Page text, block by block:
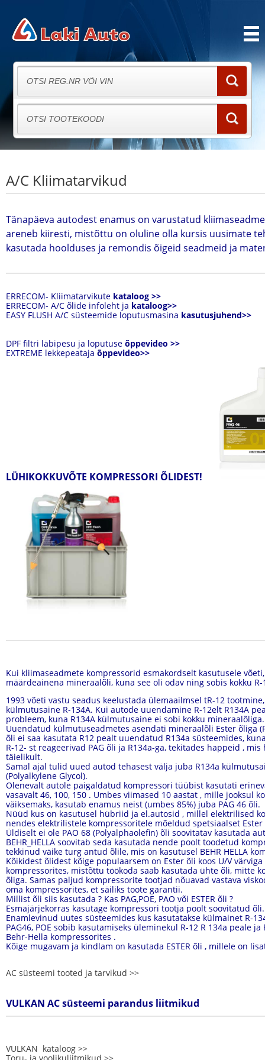
A/C Kliimatarvikud
Tänapäeva autodest enamus on varustatud
areneb kiiresti, mistõttu on oluline olla kursis uusimate
kasutada hoolduses ja remondis õigeid seadmeid ja
ERRECOM- Kliimatarvikute kataloog >>
ERRECOM- A/C õlide infoleht ja kataloog>>
EASY FLUSH A/C süsteemide loputusmasina kasutusjuhend>>
DPF filtri läbipesu ja loputuse õppevideo >>
EXTREME lekkepeataja õppevideo>>
LÜHIKOKKUVÕTE KOMPRESSORI ÕLIDEST!
Kui kliimaseadmete kompressorid esmakordselt kasutusele
määrdeainena mineraalõli, kuna see oli odav ning sobis kokku
1993 võeti vastu seadus keelustada ülemaailmsel tR-12
külmutusaine R-134A. Kui autode uuendamine R-12elt R134A
probleem, kuna R134A külmutusaine ei sobi kokku mineraalõliga.
Uuendatud külmutuseadmetes asendati mineraalõli Ester õliga
õli ei saa kasutata R12 pealt uuendatud R134a süsteemides,
R-12- st reageerivad PAG õli ja R134a-ga, tekitades happeid ,
täielikult.
Samal ajal tulid uued autod tehasest välja juba R134a
(Polyalkylene Glycol).
Olenevalt autole paigaldatud kompressori tüübist kasutati
vasavalt 46, 100, 150 . Umbes viimased 10 aastat , mille jooksul
väiksemaks, kasutab enamus neist (umbes 85%) juba PAG 46 õli.
Nüüd kus on kasutusel hübriid ja el.autosid , millel elektrilised
nendes elektrilistele kompressoritele mõeldud spetsiaalset Ester
Üldiselt ei ole PAO 68 (Polyalphaolefin) õli soovitatav kasutada
BEHR_HELLA soovitab seda kasutada nende poolt toodetud
tekkinud väike turg antud õlile, mis on kasutusel BEHR HELLA
Kõikidest õlidest kõige populaarsem on Ester õli koos U/V
kompressorites, mistõttu töökoda saab kasutada ühte õli, mitte
õliga. Samas paljud kompressorite tootjad nõuavad vastava
oma kompressorites, et säiliks toote garantii.
Millist õli siis kasutada ? Kas PAG,POE, PAO või ESTER õli ?
Esmajärjekorras kasutage kompressori tootja poolt soovitatud
Enamlevinud uutes süsteemides kus kasutatakse külmainet R-
PAG46, POE sobib kasutamiseks üleminekul R-12 R 134a peale
Behr-Hella kompressorites .
Kõige mugavam ja kindlam on kasutada ESTER õli , millele on
AC süsteemi tooted ja tarvikud >>
VULKAN AC süsteemi parandus liitmikud
VULKAN kataloog >>